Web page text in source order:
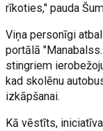
rīkoties," pauda
Viņa personīgi
portālā
stingriem
kad skolēnu
izkāpšanai.
Kā vēstīts,